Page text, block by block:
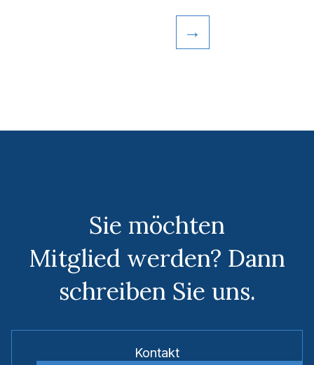
→
Sie möchten
Mitglied werden? Dann
schreiben Sie uns.
Kontakt